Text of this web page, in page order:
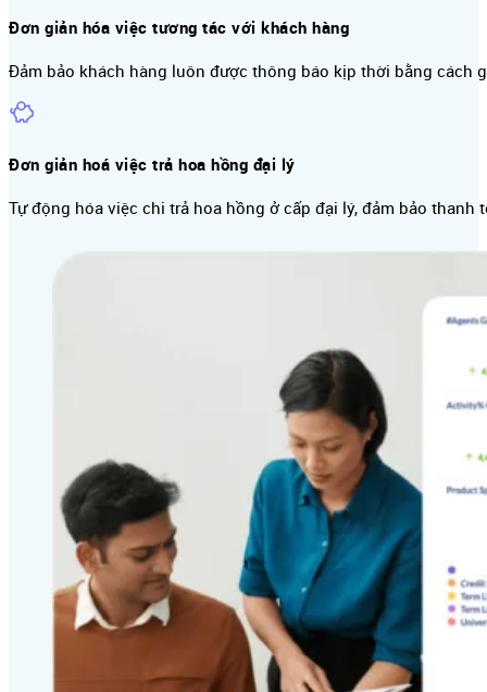
Đơn giản hóa việc tương tác với khách hàng
Đảm bảo khách hàng luôn được thông báo kịp thời bằng cách
Đơn giản hoá việc trả hoa hồng đại lý
Tự động hóa việc chi trả hoa hồng ở cấp đại lý, đảm bảo